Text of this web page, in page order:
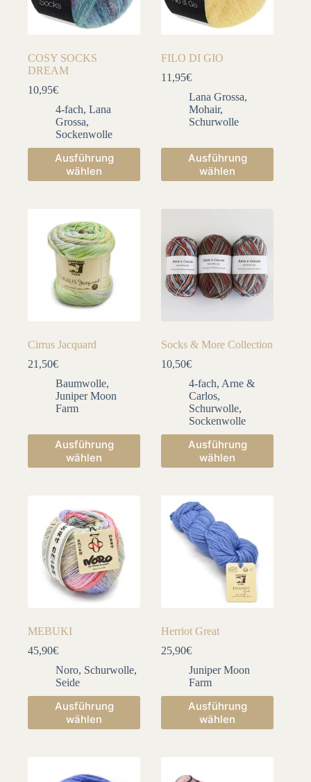
Produktseite
gewählt
Produktseite
gewählt
COSY SOCKS
DREAM
10,95€
4-fach, Lana
Grossa,
Sockenwolle
Ausführung
wählen
Dieses
Produkt
weist
Optionen
können
Produktseite
gewählt
FILO DI GIO
11,95€
Lana Grossa,
Mohair,
Schurwolle
Ausführung
wählen
Dieses
Produkt
weist
Optionen
können
auf
der
Produktseite
gewählt
Cirrus Jacquard
21,50€
Baumwolle,
Juniper Moon
Farm
Ausführung
wählen
Dieses
Produkt
weist
Optionen
können
Produktseite
gewählt
Socks & More Collection
10,50€
4-fach, Arne &
Carlos,
Schurwolle,
Sockenwolle
Ausführung
wählen
Dieses
Produkt
weist
Die
Optionen
können
Produktseite
MEBUKI
45,90€
Noro, Schurwolle,
Seide
Ausführung
wählen
Dieses
Produkt
weist
Herriot Great
25,90€
Juniper Moon
Farm
Ausführung
wählen
Dieses
Produkt
weist